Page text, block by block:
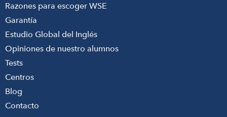
Razones para escoger WSE
Garantía
Estudio Global del Inglés
Opiniones de nuestro alumnos
Tests
Centros
Blog
Contacto